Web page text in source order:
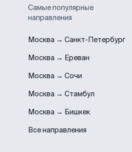
Самые популярные
направления
Москва → Санкт-Петербург
Москва → Ереван
Москва → Сочи
Москва → Стамбул
Москва → Бишкек
Все направления